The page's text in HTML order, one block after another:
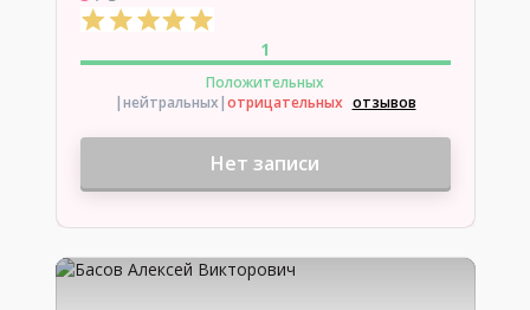
1
Положительных
|нейтральных|отрицательных отзывов
Нет записи